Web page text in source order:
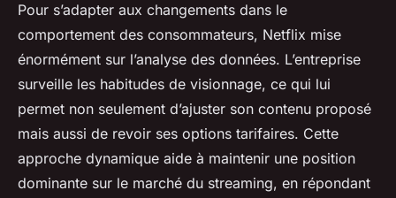
Pour s’adapter aux changements dans le
comportement des consommateurs, Netflix mise
énormément sur l’analyse des données. L’entreprise
surveille les habitudes de visionnage, ce qui lui
permet non seulement d’ajuster son contenu proposé
mais aussi de revoir ses options tarifaires. Cette
approche dynamique aide à maintenir une position
dominante sur le marché du streaming, en répondant